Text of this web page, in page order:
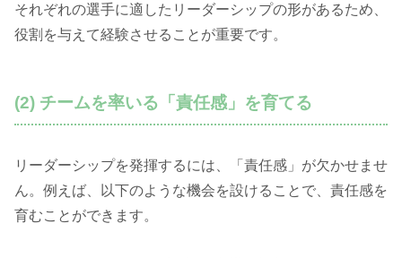
それぞれの選手に適したリーダーシップの形があるため、
役割を与えて経験させることが重要です。
(2) チームを率いる「責任感」を育てる
リーダーシップを発揮するには、「責任感」が欠かせませ
ん。例えば、以下のような機会を設けることで、責任感を
育むことができます。